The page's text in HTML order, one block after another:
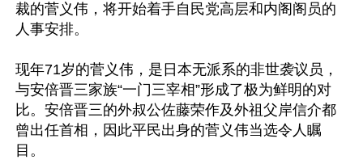
裁的菅义伟，将开始着手自民党高层和内阁阁员的
人事安排。
现年71岁的菅义伟，是日本无派系的非世袭议员，
与安倍晋三家族“一门三宰相”形成了极为鲜明的对
比。安倍晋三的外叔公佐藤荣作及外祖父岸信介都
曾出任首相，因此平民出身的菅义伟当选令人瞩
目。